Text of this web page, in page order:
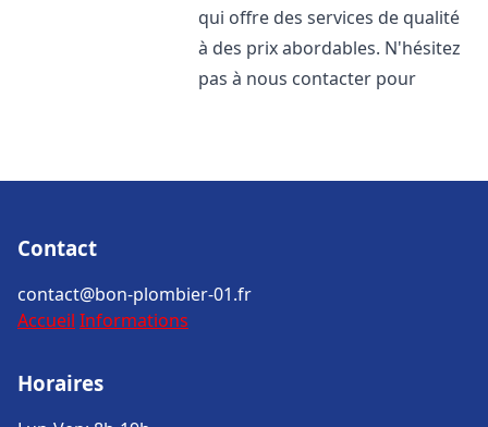
qui offre des services de qualité
à des prix abordables. N'hésitez
pas à nous contacter pour
Contact
contact@bon-plombier-01.fr
Accueil Informations
Horaires